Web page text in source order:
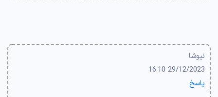
نیوشا
29/12/2023 16:10
پاسخ